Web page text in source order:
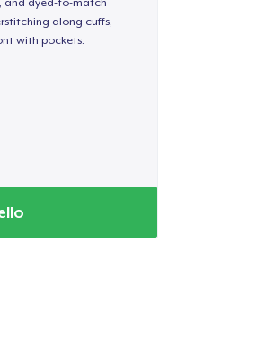
and dyed-to-match
along cuffs,
with pockets.